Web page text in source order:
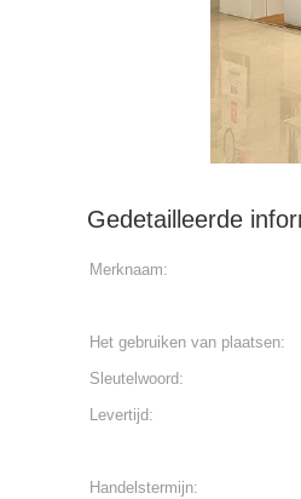
Gedetailleerde
Merknaam:
Het gebruiken van plaatsen:
Sleutelwoord:
Levertijd:
Handelstermijn: